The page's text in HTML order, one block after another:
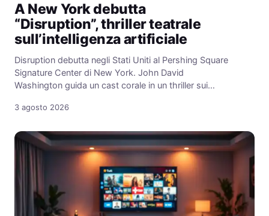
A New York debutta
“Disruption”, thriller teatrale
sull’intelligenza artificiale
Disruption debutta negli Stati Uniti al Pershing Square
Signature Center di New York. John David
Washington guida un cast corale in un thriller sui…
3 agosto 2026